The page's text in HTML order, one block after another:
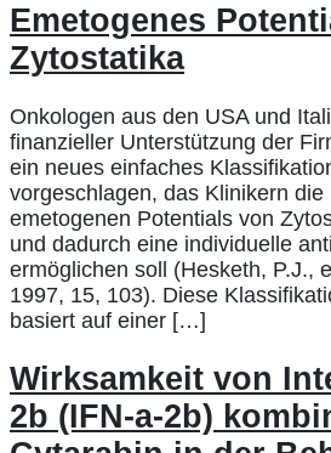
Emetogenes
Zytostatika
Onkologen aus den USA und
finanzieller Unterstützung der
ein neues einfaches
vorgeschlagen, das Klinikern
emetogenen Potentials von
und dadurch eine individuelle
ermöglichen soll (Hesketh, P.J.,
1997, 15, 103). Diese
basiert auf einer […]
Wirksamkeit von
2b (IFN-a-2b)